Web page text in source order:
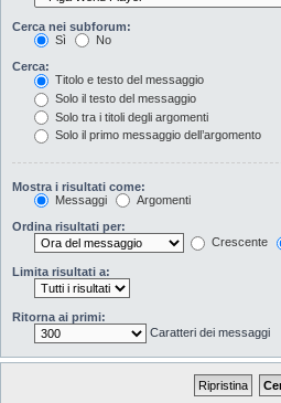
Cerca nei subforum:
Sì
No
Cerca:
Titolo e testo del messaggio
Solo il testo del messaggio
Solo tra i titoli degli argomenti
Solo il primo messaggio dell’argomento
Mostra i risultati come:
Messaggi
Argomenti
Ordina risultati per:
Crescente
Limita risultati a:
Ritorna ai primi:
Caratteri dei messaggi